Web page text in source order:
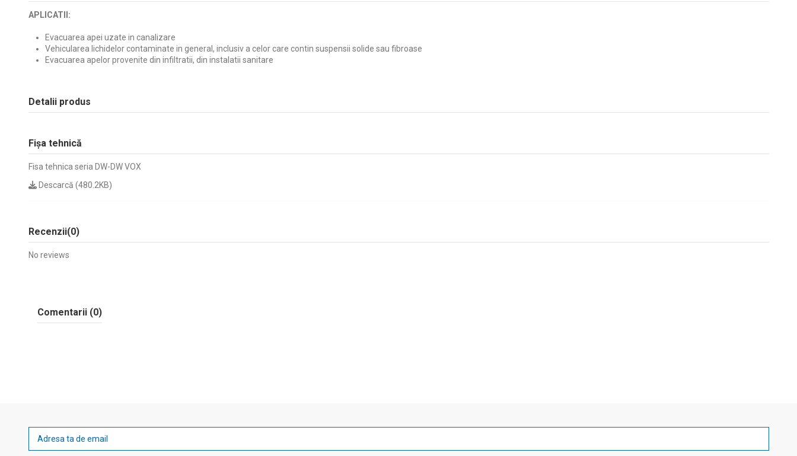
APLICATII:
Evacuarea apei uzate in canalizare
Vehicularea lichidelor contaminate in general, inclusiv a celor care contin suspensii solide sau fibroase
Evacuarea apelor provenite din infiltratii, din instalatii sanitare
Detalii produs
Fișa tehnică
Fisa tehnica seria DW-DW VOX
Descarcă (480.2KB)
Recenzii(0)
No reviews
Comentarii (0)